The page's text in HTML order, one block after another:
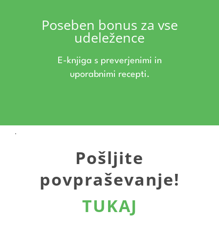
Poseben bonus za vse
udeležence
E-knjiga s preverjenimi in
uporabnimi recepti.
.
Pošljite
povpraševanje!
TUKAJ